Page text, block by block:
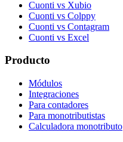
Cuonti vs Xubio
Cuonti vs Colppy
Cuonti vs Contagram
Cuonti vs Excel
Producto
Módulos
Integraciones
Para contadores
Para monotributistas
Calculadora monotributo